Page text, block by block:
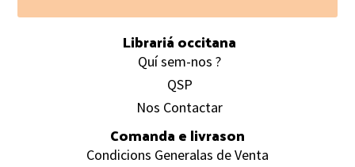
Librariá occitana
Quí sem-nos ?
QSP
Nos Contactar
Comanda e livrason
Condicions Generalas de Venta